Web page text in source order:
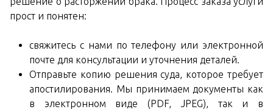
прост и понятен:
свяжитесь с нами по телефону или электронной
почте для консультации и уточнения деталей.
Отправьте копию решения суда, которое требует
апостилирования. Мы принимаем документы как
в электронном виде (PDF, JPEG), так и в